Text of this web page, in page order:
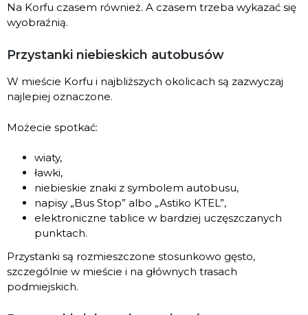
Na Korfu czasem również. A czasem trzeba wykazać się
wyobraźnią.
Przystanki niebieskich autobusów
W mieście Korfu i najbliższych okolicach są zazwyczaj
najlepiej oznaczone.
Możecie spotkać:
wiaty,
ławki,
niebieskie znaki z symbolem autobusu,
napisy „Bus Stop” albo „Astiko KTEL”,
elektroniczne tablice w bardziej uczęszczanych
punktach.
Przystanki są rozmieszczone stosunkowo gęsto,
szczególnie w mieście i na głównych trasach
podmiejskich.